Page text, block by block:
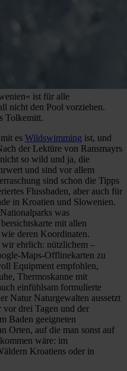
ist für alle
nicht den Pool vorziehen.
Tolkemitt.
es Wildswimming ist, und
der Lektüre von Ransmayrs
so wild und ja, die
und sind vor allem
sind schon die Tipps
Flussbaden, aber auch für
in Kroatien und Slowenien.
was
mit allen
deren Koordinaten.
wir ehrlich: nützlichem –
Maps-Offlinekarten zu
Equipment empfohlen,
Thermoskanne mit
einfühlsam formulierte
Natur Naturgewalten aussetzt
vor drei Tagen und der
Baden geeigneten
Orten, auf die man sonst auf
wäre: im
Kroatiens oder in